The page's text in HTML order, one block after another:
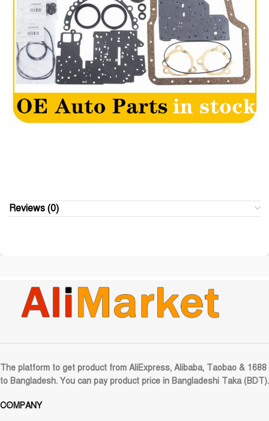
Reviews (0)
The platform to get product from AliExpress, Alibaba, Taobao & 1688
to Bangladesh. You can pay product price in Bangladeshi Taka (BDT).
COMPANY